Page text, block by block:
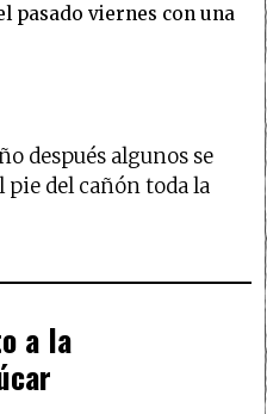
pasado viernes con una
después algunos se
pie del cañón toda la
a la